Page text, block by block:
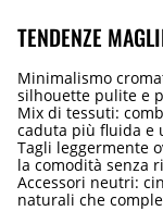
TENDENZE
Minimalismo
silhouette pulite e
Mix di tessuti:
caduta più fluida e
Tagli leggermente
la comodità senza
Accessori neutri:
naturali che